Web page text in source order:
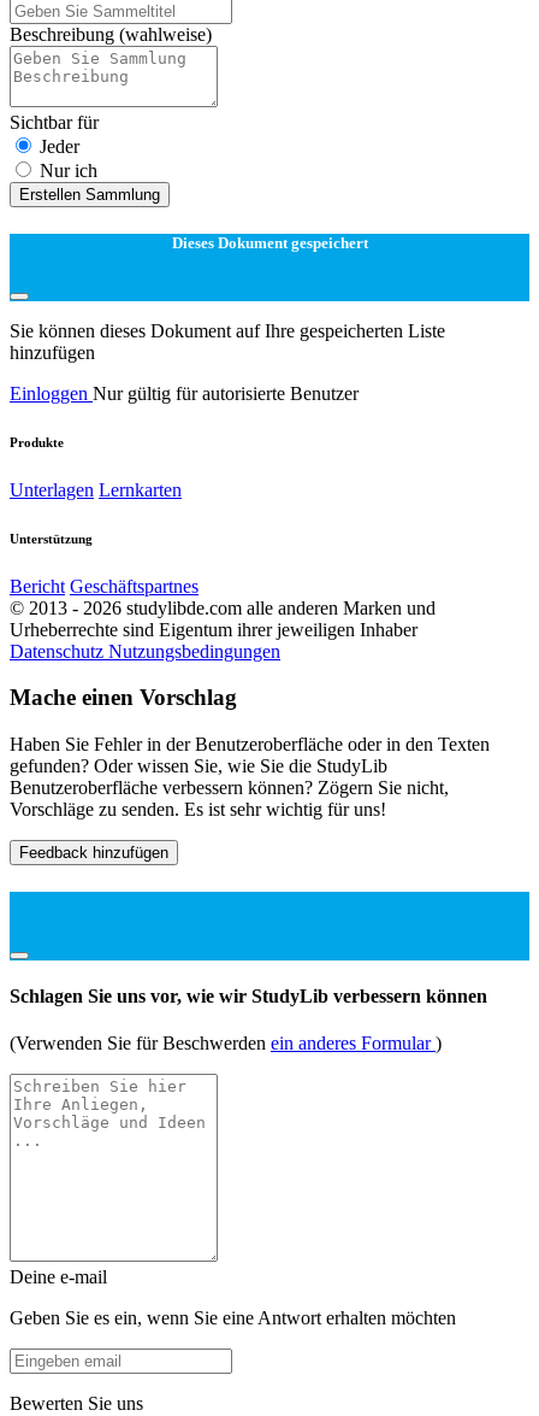
Beschreibung (wahlweise)
Sichtbar für
Jeder
Nur ich
Erstellen Sammlung
Dieses Dokument gespeichert
Sie können dieses Dokument auf Ihre gespeicherten Liste
hinzufügen
Einloggen Nur gültig für autorisierte Benutzer
Produkte
Unterlagen Lernkarten
Unterstützung
Bericht Geschäftspartnes
© 2013 - 2026 studylibde.com alle anderen Marken und
Urheberrechte sind Eigentum ihrer jeweiligen Inhaber
Datenschutz Nutzungsbedingungen
Mache einen Vorschlag
Haben Sie Fehler in der Benutzeroberfläche oder in den Texten
gefunden? Oder wissen Sie, wie Sie die StudyLib
Benutzeroberfläche verbessern können? Zögern Sie nicht,
Vorschläge zu senden. Es ist sehr wichtig für uns!
Feedback hinzufügen
Schlagen Sie uns vor, wie wir StudyLib verbessern können
(Verwenden Sie für Beschwerden ein anderes Formular)
Deine e-mail
Geben Sie es ein, wenn Sie eine Antwort erhalten möchten
Bewerten Sie uns